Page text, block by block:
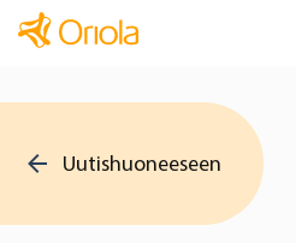
Uutishuoneeseen